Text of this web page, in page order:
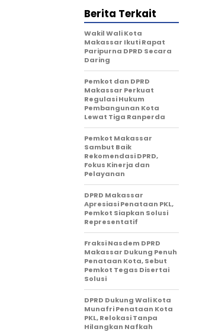
Berita Terkait
Wakil Wali Kota
Makassar Ikuti Rapat
Paripurna DPRD Secara
Daring
Pemkot dan DPRD
Makassar Perkuat
Regulasi Hukum
Pembangunan Kota
Lewat Tiga Ranperda
Pemkot Makassar
Sambut Baik
Rekomendasi DPRD,
Fokus Kinerja dan
Pelayanan
DPRD Makassar
Apresiasi Penataan PKL,
Pemkot Siapkan Solusi
Representatif
Fraksi Nasdem DPRD
Makassar Dukung Penuh
Penataan Kota, Sebut
Pemkot Tegas Disertai
Solusi
DPRD Dukung Wali Kota
Munafri Penataan Kota
PKL, Relokasi Tanpa
Hilangkan Nafkah